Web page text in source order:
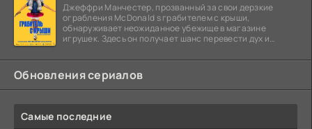
Джеффри Манчестер, прозванный за свои дерзкие
ограбления McDonald s грабителем с крыши,
обнаруживает неожиданное убежище в магазине
игрушек. Здесь он получает шанс перевести дух и
Обновления сериалов
Самые последние